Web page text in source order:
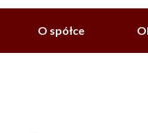
O spółce